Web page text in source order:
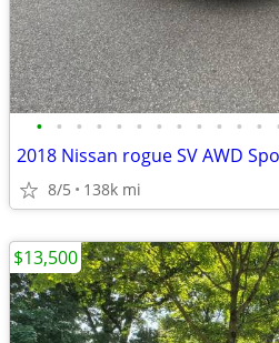
• • • • • • • • • • • •
8/5 138k mi
$13,500